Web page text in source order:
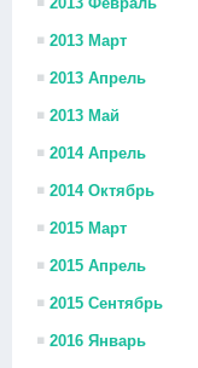
2013 Март
2013 Апрель
2013 Май
2014 Апрель
2014 Октябрь
2015 Март
2015 Апрель
2015 Сентябрь
2016 Январь